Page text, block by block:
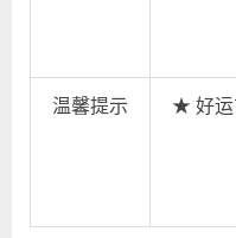
温馨提示 ★ 好运